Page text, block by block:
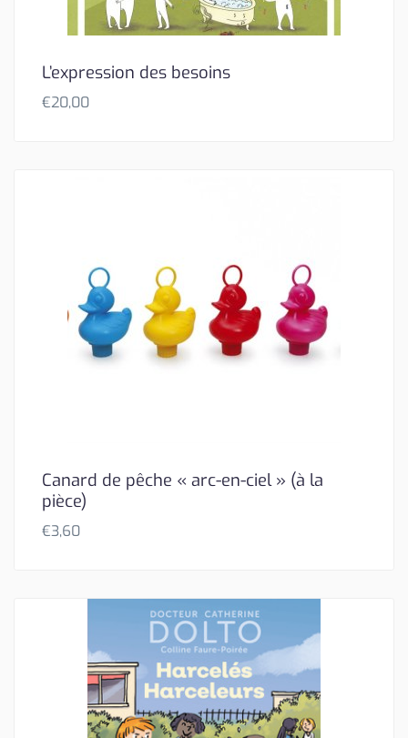
L’expression des besoins
€20,00
Canard de pêche « arc-en-ciel » (à la
pièce)
€3,60